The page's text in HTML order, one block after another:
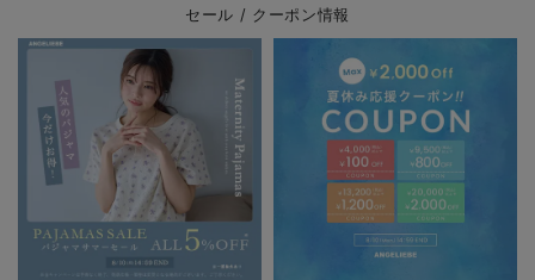
セール / クーポン情報